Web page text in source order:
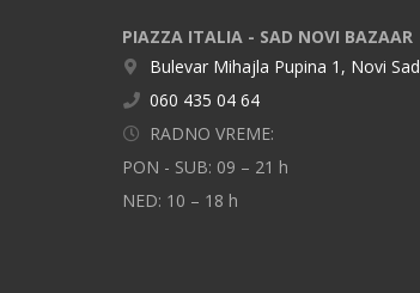
PIAZZA ITALIA - SAD NOVI BAZAAR
Bulevar Mihajla Pupina 1, Novi Sad
060 435 04 64
RADNO VREME:
PON - SUB: 09 – 21 h
NED: 10 – 18 h